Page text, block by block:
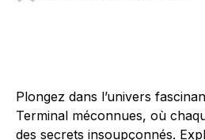
Plongez dans l’univers
Terminal méconnues, où
des secrets insoupçonnés.